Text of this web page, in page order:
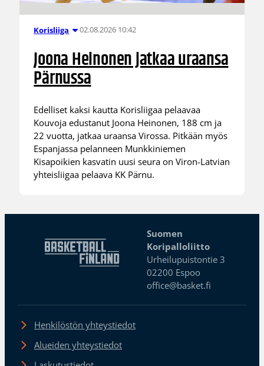
Korisliiga 02.08.2026 10:42
Joona Heinonen jatkaa uraansa
Pärnussa
Edelliset kaksi kautta Korisliigaa pelaavaa
Kouvoja edustanut Joona Heinonen, 188 cm ja
22 vuotta, jatkaa uraansa Virossa. Pitkään myös
Espanjassa pelanneen Munkkiniemen
Kisapoikien kasvatin uusi seura on Viron-Latvian
yhteisliigaa pelaava KK Pärnu.
Suomen
Koripalloliitto
Urheilupuistontie 3
02200 Espoo
office@basket.fi
Henkilöstön yhteystiedot
Alueiden yhteystiedot